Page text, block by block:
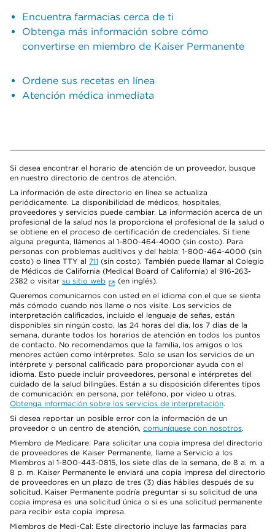
Encuentra farmacias cerca de ti
Obtenga más información sobre cómo
convertirse en miembro de Kaiser Permanente
Ordene sus recetas en línea
Atención médica inmediata
Si desea encontrar el horario de atención de un proveedor, busque
en nuestro directorio de centros de atención.
La información de este directorio en línea se actualiza
periódicamente. La disponibilidad de médicos, hospitales,
proveedores y servicios puede cambiar. La información acerca de un
profesional de la salud nos la proporciona el profesional de la salud o
se obtiene en el proceso de certificación de credenciales. Si tiene
alguna pregunta, llámenos al 1-800-464-4000 (sin costo). Para
personas con problemas auditivos y del habla: 1-800-464-4000 (sin
costo) o línea TTY al 711 (sin costo). También puede llamar al Colegio
de Médicos de California (Medical Board of California) al 916-263-
2382 o visitar su sitio web
(en inglés).
Queremos comunicarnos con usted en el idioma con el que se sienta
más cómodo cuando nos llame o nos visite. Los servicios de
interpretación calificados, incluido el lenguaje de señas, están
disponibles sin ningún costo, las 24 horas del día, los 7 días de la
semana, durante todos los horarios de atención en todos los puntos
de contacto. No recomendamos que la familia, los amigos o los
menores actúen como intérpretes. Solo se usan los servicios de un
intérprete y personal calificado para proporcionar ayuda con el
idioma. Esto puede incluir proveedores, personal e intérpretes del
cuidado de la salud bilingües. Están a su disposición diferentes tipos
de comunicación: en persona, por teléfono, por video u otras.
Obtenga información sobre los servicios de interpretación.
Si desea reportar un posible error con la información de un
proveedor o un centro de atención, comuníquese con nosotros.
Miembro de Medicare: Para solicitar una copia impresa del directorio
de proveedores de Kaiser Permanente, llame a Servicio a los
Miembros al 1-800-443-0815, los siete días de la semana, de 8 a. m. a
8 p. m. Kaiser Permanente le enviará una copia impresa del directorio
de proveedores en un plazo de tres (3) días hábiles después de su
solicitud. Kaiser Permanente podría preguntar si su solicitud de una
copia impresa es una solicitud única o si es una solicitud permanente
para recibir esta copia impresa.
Miembros de Medi-Cal: Este directorio incluye las farmacias para